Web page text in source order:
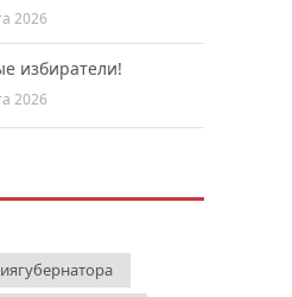
2026
избиратели!
2026